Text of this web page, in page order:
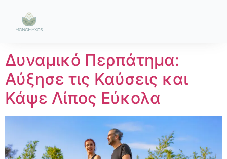
Ετικέτα:
Δυναμικό Περπάτημα:
Αύξησε τις Καύσεις και
Κάψε Λίπος Εύκολα